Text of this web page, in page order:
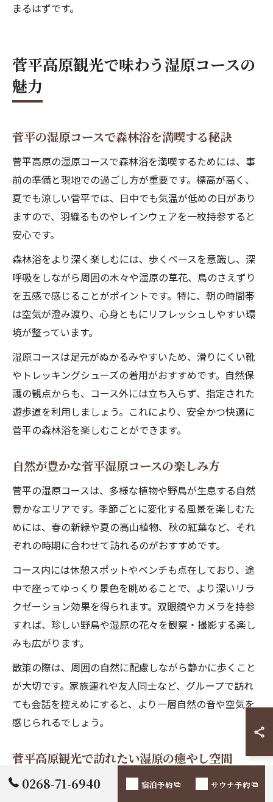
まるはずです。
菅平高原観光で味わう湿原コースの
魅力
菅平の湿原コースで森林浴を満喫する秘訣
菅平高原の湿原コースで森林浴を満喫するためには、事
前の準備と現地での過ごし方が重要です。標高が高く、
夏でも涼しい菅平では、日中でも気温が低めの日があり
ますので、羽織るものやレインウェアを一枚持参すると
安心です。
森林浴をより深く楽しむには、歩くペースを意識し、深
呼吸をしながら周囲の木々や湿原の草花、鳥のさえずり
を五感で感じることがポイントです。特に、朝の時間帯
は空気が澄み渡り、心身ともにリフレッシュしやすい環
境が整っています。
湿原コースは足元がぬかるみやすいため、滑りにくい靴
やトレッキングシューズの着用がおすすめです。自然保
護の観点からも、コース外には立ち入らず、指定された
遊歩道を利用しましょう。これにより、安全かつ快適に
菅平の森林浴を楽しむことができます。
自然が豊かな菅平湿原コースの楽しみ方
菅平の湿原コースは、多様な植物や野鳥が生息する自然
豊かなエリアです。季節ごとに変化する風景を楽しむた
めには、春の新緑や夏の高山植物、秋の紅葉など、それ
ぞれの時期に合わせて訪れるのがおすすめです。
コース内には休憩スポットやベンチも点在しており、途
中で座ってゆっくり景色を眺めることで、より深いリラ
クゼーション効果を得られます。双眼鏡やカメラを持参
すれば、珍しい野鳥や湿原の花々を観察・撮影する楽し
みも広がります。
散策の際は、周囲の自然に配慮しながら静かに歩くこと
が大切です。家族連れや友人同士など、グループで訪れ
ても会話を控えめにすると、より一層自然の音や空気を
感じられるでしょう。
菅平高原観光で訪れたい湿原の癒やし空間
菅平高原観光の際にぜひ訪れたいのが、湿原エリアの癒
0268-71-6940 宿泊予約 サウナ予約